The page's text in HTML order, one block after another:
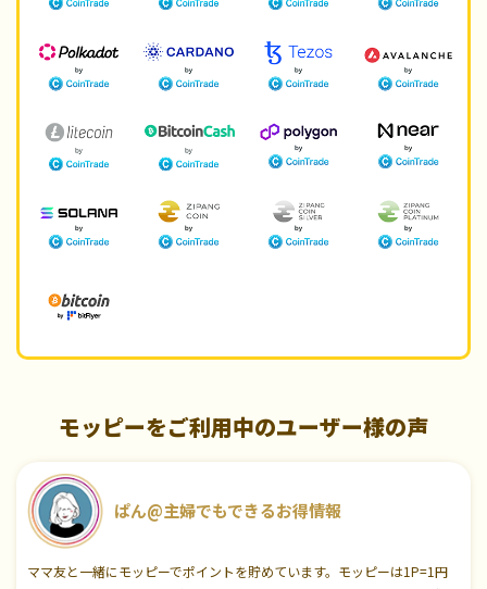
モッピーをご利用中のユーザー様の声
ぱん@主婦でもできるお得情報
ママ友と一緒にモッピーでポイントを貯めています。モッピーは1P=1円